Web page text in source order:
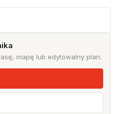
mapę lub edytowalny plan.